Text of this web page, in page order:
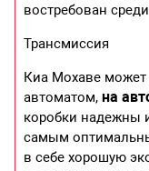
востребован
Трансмиссия
Киа Мохаве может
автоматом,на
коробки надежны
самым
в себе хорошую